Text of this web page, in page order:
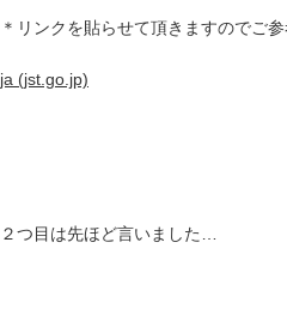
＊リンクを貼らせて頂きますのでご
ja (jst.go.jp)
２つ目は先ほど言いました…